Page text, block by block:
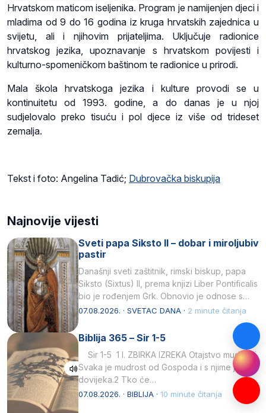
Hrvatskom maticom iseljenika. Program je namijenjen djeci i
mladima od 9 do 16 godina iz kruga hrvatskih zajednica u
svijetu, ali i njihovim prijateljima. Uključuje radionice
hrvatskog jezika, upoznavanje s hrvatskom povijesti i
kulturno-spomeničkom baštinom te radionice u prirodi.
Mala škola hrvatskoga jezika i kulture provodi se u
kontinuitetu od 1993. godine, a do danas je u njoj
sudjelovalo preko tisuću i pol djece iz više od trideset
zemalja.
Tekst i foto: Angelina Tadić; Dubrovačka biskupija
Najnovije vijesti
Sveti papa Siksto II – dobar i miroljubiv
pastir
Današnji sveti zaštitnik, rimski biskup, papa
Siksto (Sixtus) II, prema knjizi Liber Pontificalis
bio je rođenjem Grk. Obnovio je odnose s
afričkim…
07.08.2026. · SVETAC DANA · 2 minute čitanja
Biblija 365 – Sir 1-5
Sir 1-5 1 I. ZBIRKA IZREKA Otajstvo mudrosti
Svaka je mudrost od Gospoda i s njime je
dovijeka.2 Tko će…
07.08.2026. · BIBLIJA · 10 minute čitanja